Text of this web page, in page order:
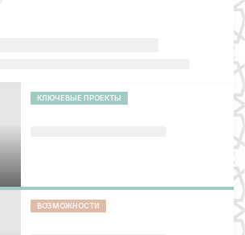
КЛЮЧЕВЫЕ ПРОЕКТЫ
ВОЗМОЖНОСТИ